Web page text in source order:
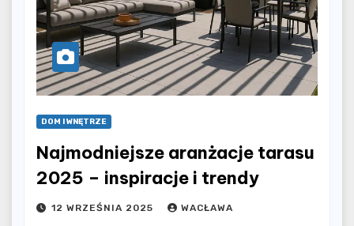
DOM I WNĘTRZE
Najmodniejsze aranżacje tarasu
2025 – inspiracje i trendy
12 WRZEŚNIA 2025 WACŁAWA